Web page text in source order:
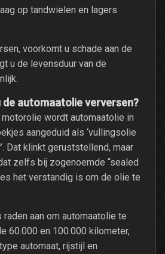
op tandwielen en lagers
voorkomt u schade aan de
u de levensduur van de
de automaatolie verversen?
wordt automaatolie in
aangeduid als ‘vullingsolie
Dat klinkt geruststellend, maar
zelfs bij zogenoemde “sealed
het verstandig is om de olie te
aan om automaatolie te
60.000 en 100.000 kilometer,
automaat, rijstijl en